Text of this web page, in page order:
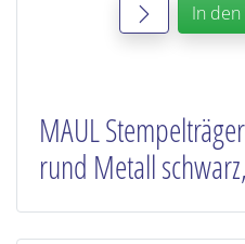
In
MAUL
rund Metall schwarz,